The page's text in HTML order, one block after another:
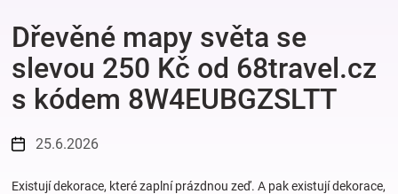
oblečení
Pokojíček
Dřevěné mapy světa se
slevou 250 Kč od 68travel.cz
s kódem 8W4EUBGZSLTT
25.6.2026
Existují dekorace, které zaplní prázdnou zeď. A pak existují dekorace,